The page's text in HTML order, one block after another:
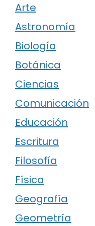
Arte
Astronomía
Biología
Botánica
Ciencias
Comunicación
Educación
Escritura
Filosofía
Física
Geografía
Geometría